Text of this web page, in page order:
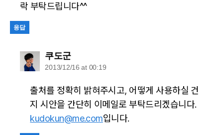
락 부탁드립니다^^
응답
쿠도군says:
2013/12/16 at 00:19
출처를 정확히 밝혀주시고, 어떻게 사용하실 건
지 시안을 간단히 이메일로 부탁드리겠습니다.
kudokun@me.com입니다.